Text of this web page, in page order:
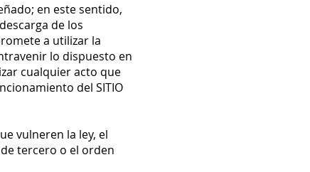
en este sentido,
de los
a utilizar la
lo dispuesto en
cualquier acto que
del SITIO
vulneren la ley, el
tercero o el orden